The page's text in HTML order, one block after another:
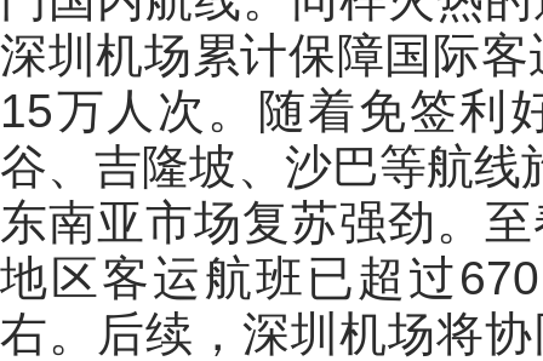
深圳机场累计保障国际
15万人次。随着免签利
谷、吉隆坡、沙巴等航
东南亚市场复苏强劲。
地区客运航班已超过
右。后续，深圳机场将